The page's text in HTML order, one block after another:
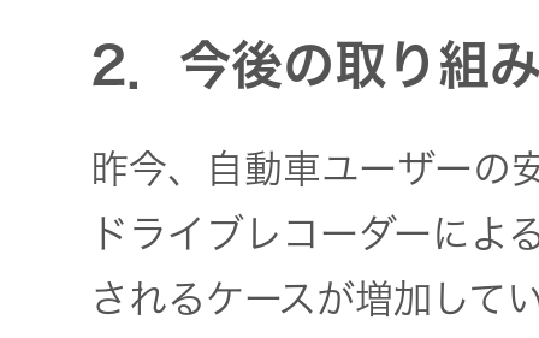
2．今後の取り組
昨今、自動車ユーザーの
ドライブレコーダーによ
されるケースが増加して